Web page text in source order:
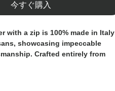
今すぐ購入
with a zip is 100% made in Italy
showcasing impeccable
Crafted entirely from
adjust for comfort and style.